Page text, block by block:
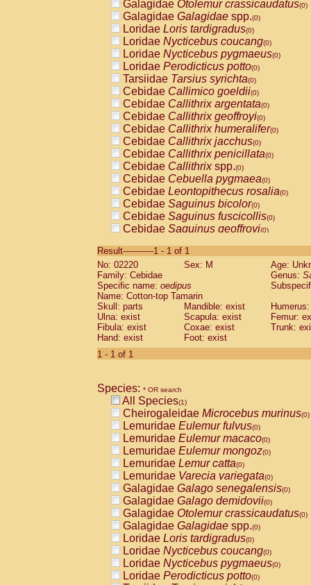
Galagidae Otolemur crassicaudatus(0)
Galagidae Galagidae spp.(0)
Loridae Loris tardigradus(0)
Loridae Nycticebus coucang(0)
Loridae Nycticebus pygmaeus(0)
Loridae Perodicticus potto(0)
Tarsiidae Tarsius syrichta(0)
Cebidae Callimico goeldii(0)
Cebidae Callithrix argentata(0)
Cebidae Callithrix geoffroyi(0)
Cebidae Callithrix humeralifer(0)
Cebidae Callithrix jacchus(0)
Cebidae Callithrix penicillata(0)
Cebidae Callithrixspp.(0)
Cebidae Cebuella pygmaea(0)
Cebidae Leontopithecus rosalia(0)
Cebidae Saguinus bicolor(0)
Cebidae Saguinus fuscicollis(0)
Cebidae Saguinus geoffroyi(0)
CebidaeSaguinus labiatus(0)
Cebidae Saguinus leucopus (0)
Cebidae
CebidaeSaguinus mystax
Cebidae Saguinus nigricollis (0)
Cebidae Saguinus oedipus
Cebidae Saguinus weddelli
Cebidae Saguinusspp.
Cebidae
CebidaeCebus capucinus
CebidaeCebus nigrivittatus
CebidaeCebus spp.(0)
CebidaeSaimiri boliviensis(0)
CebidaeSaimiri sciureus(0)
AtelidaeAlouatta caraya(0)
AtelidaeAlouatta fusca(0)
AtelidaeAlouatta seniculus(0)
AtelidaeAlouattaspp.(0)
AtelidaeAteles belzebuth(0)
AtelidaeAteles geoffroyi(0)
AtelidaeAteles paniscus(0)
AtelidaeAtelesspp.(0)
AtelidaeLagothrix lagothricha(0)
AtelidaeLagothrix lagothricha cana
PitheciidaeCacajao calvus
Result-----------1 - 1 of 1
No: 02220
Sex: M
Age:
Family: Cebidae
Genus:
Specific name: oedipus
Name: Cotton-top Tamarin
Skull: parts
Mandible: exist
Ulna: exist
Scapula: exist
Femur:
Fibula: exist
Coxae: exist
Trunk:
Hand: exist
Foot: exist
1 - 1 of 1
Species: * OR search
All Species(1)
Cheirogaleidae Microcebus murinus(0)
Lemuridae Eulemur fulvus(0)
Lemuridae Eulemur macaco(0)
Lemuridae Eulemur mongoz(0)
Lemuridae Lemur catta(0)
Lemuridae Varecia variegata(0)
Galagidae Galago senegalensis(0)
Galagidae Galago demidovii(0)
Galagidae Otolemur crassicaudatus(0)
Galagidae Galagidae spp.(0)
Loridae Loris tardigradus(0)
Loridae Nycticebus coucang(0)
Loridae Nycticebus pygmaeus(0)
Loridae Perodicticus potto(0)